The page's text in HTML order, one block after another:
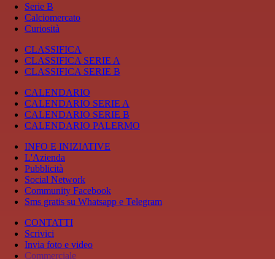
Serie B
Calciomercato
Curiosità
CLASSIFICA
CLASSIFICA SERIE A
CLASSIFICA SERIE B
CALENDARIO
CALENDARIO SERIE A
CALENDARIO SERIE B
CALENDARIO PALERMO
INFO E INIZIATIVE
L'Azienda
Pubblicità
Social Network
Community Facebook
Sms gratis su Whatsapp e Telegram
CONTATTI
Scrivici
Invia foto e video
Commerciale